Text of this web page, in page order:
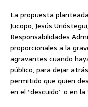
La propuesta
Jucopo, Jesús
Responsabilidades
proporcionales a la
agravantes cuando
público, para dejar
permitido que quien
en el “descuido” o en la